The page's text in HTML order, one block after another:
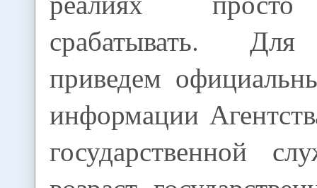
срабатывать. Для
приведем
информации
государственной